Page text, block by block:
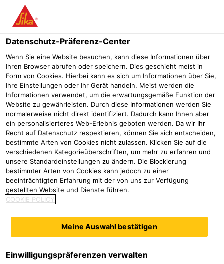
Menü
System zur Dichtigkeitsprüfung
Flachdachabdichtung Produkte Flachdachabdichtung
S-RCS Set PVC Komplett
SikaRoof® Control
Kontaktplatte
Kontaktplatte für das SikaRoof®
SikaRoof® Sensor
Kontrollrohr Set PVC
Sika® RCS Edelstahlgitter
Datenschutz-Präferenz-Center
Wenn Sie eine Website besuchen, kann diese Informationen über
Ihren Browser abrufen oder speichern. Dies geschieht meist in
Form von Cookies. Hierbei kann es sich um Informationen über Sie,
Ihre Einstellungen oder Ihr Gerät handeln. Meist werden die
Informationen verwendet, um die erwartungsgemäße Funktion der
Website zu gewährleisten. Durch diese Informationen werden Sie
normalerweise nicht direkt identifiziert. Dadurch kann Ihnen aber
ein personalisierteres Web-Erlebnis geboten werden. Da wir Ihr
Recht auf Datenschutz respektieren, können Sie sich entscheiden,
bestimmte Arten von Cookies nicht zulassen. Klicken Sie auf die
verschiedenen Kategorieüberschriften, um mehr zu erfahren und
unsere Standardeinstellungen zu ändern. Die Blockierung
bestimmter Arten von Cookies kann jedoch zu einer
beeinträchtigten Erfahrung mit der von uns zur Verfügung
gestellten Website und Dienste führen.
COOKIE POLICY
Meine Auswahl bestätigen
Einwilligungspräferenzen verwalten